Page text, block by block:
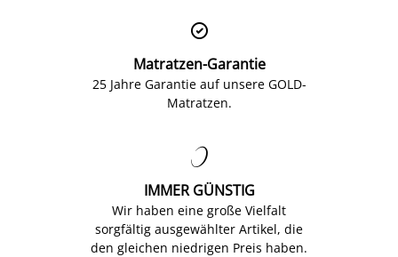

Matratzen-Garantie
25 Jahre Garantie auf unsere GOLD-
Matratzen.

IMMER GÜNSTIG
Wir haben eine große Vielfalt
sorgfältig ausgewählter Artikel, die
den gleichen niedrigen Preis haben.